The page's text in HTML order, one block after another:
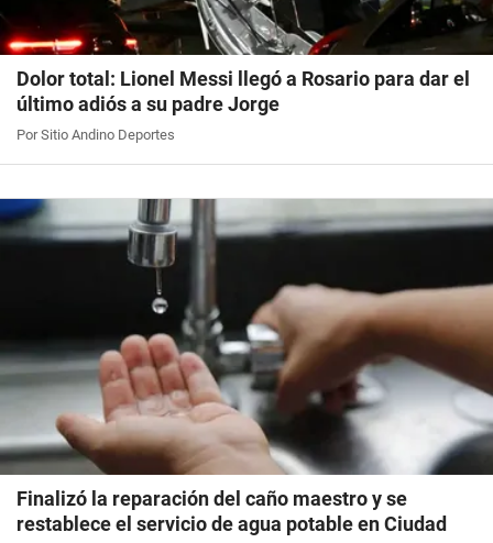
Dolor total: Lionel Messi llegó a Rosario para dar el
último adiós a su padre Jorge
Por Sitio Andino Deportes
Finalizó la reparación del caño maestro y se
restablece el servicio de agua potable en Ciudad